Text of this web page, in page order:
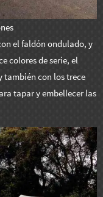
el faldón ondulado, y
colores de serie, el
también con los trece
tapar y embellecer las